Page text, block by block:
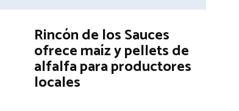
Rincón de los Sauces
ofrece maíz y pellets de
alfalfa para productores
locales